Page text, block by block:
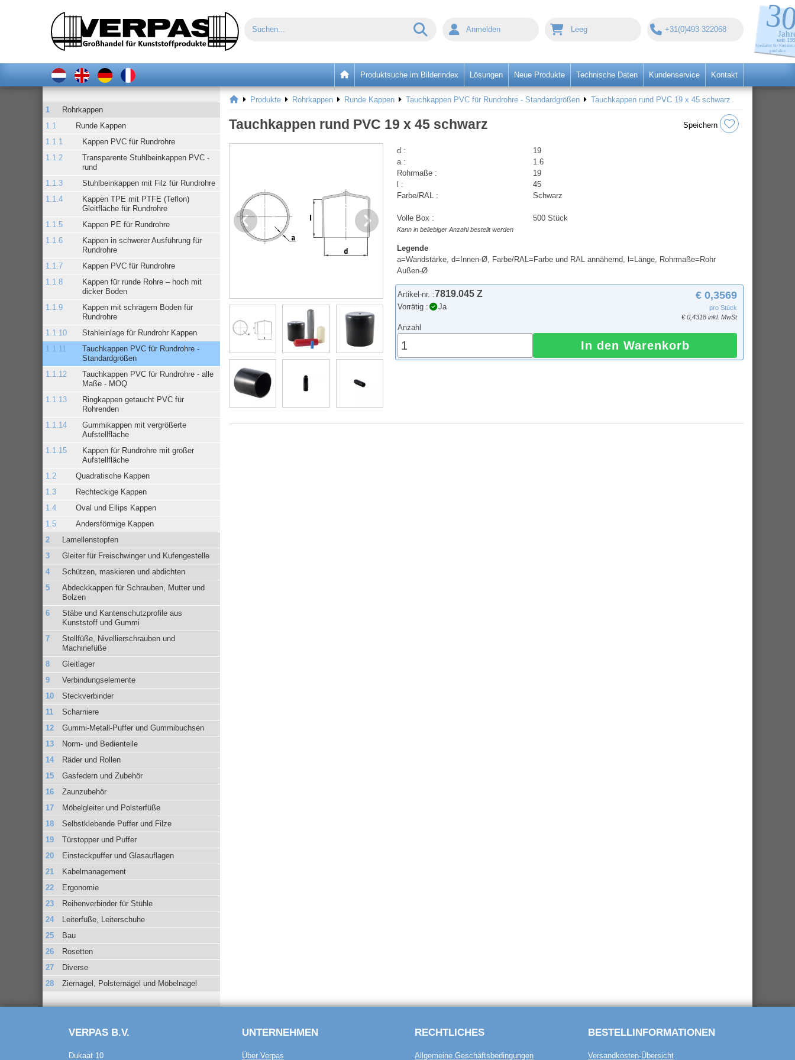
Anmelden Leeg +31(0)493 322068
Produktsuche im Bilderindex Lösungen Neue Produkte Technische Daten Kundenservice Kontakt
Rohrkappen
Runde Kappen
Kappen PVC für Rundrohre
Transparente Stuhlbeinkappen PVC -
rund
Stuhlbeinkappen mit Filz für Rundrohre
Kappen TPE mit PTFE (Teflon)
Gleitfläche für Rundrohre
Kappen PE für Rundrohre
Kappen in schwerer Ausführung für
Rundrohre
Kappen PVC für Rundrohre
Kappen für runde Rohre – hoch mit
dicker Boden
Kappen mit schrägem Boden für
Rundrohre
Stahleinlage für Rundrohr Kappen
Tauchkappen PVC für Rundrohre -
Standardgrößen
Tauchkappen PVC für Rundrohre - alle
Maße - MOQ
Ringkappen getaucht PVC für
Rohrenden
Gummikappen mit vergrößerte
Aufstellfläche
Kappen für Rundrohre mit großer
Aufstellfläche
Quadratische Kappen
Rechteckige Kappen
Oval und Ellips Kappen
Andersförmige Kappen
Lamellenstopfen
Gleiter für Freischwinger und Kufengestelle
Schützen, maskieren und abdichten
Abdeckkappen für Schrauben, Mutter und
Bolzen
Stäbe und Kantenschutzprofile aus
Kunststoff und Gummi
Stellfüße, Nivellierschrauben und
Machinefüße
Gleitlager
Verbindungselemente
Steckverbinder
Scharniere
Gummi-Metall-Puffer und Gummibuchsen
Norm- und Bedienteile
Räder und Rollen
Gasfedern und Zubehör
Zaunzubehör
Möbelgleiter und Polsterfüße
Selbstklebende Puffer und Filze
Türstopper und Puffer
Einsteckpuffer und Glasauflagen
Kabelmanagement
Ergonomie
Reihenverbinder für Stühle
Leiterfüße, Leiterschuhe
Bau
Rosetten
Diverse
Ziernagel, Polsternägel und Möbelnagel
Produkte Rohrkappen Runde Kappen Tauchkappen PVC für Rundrohre - Standardgrößen Tauchkappen rund PVC 19 x 45 schwarz
Tauchkappen rund PVC 19 x 45 schwarz Speichern
d :
19
a :
1.6
Rohrmaße :
19
l :
45
Farbe/RAL :
Schwarz
Volle Box : 500 Stück
Kann in beliebiger Anzahl bestellt werden
Legende
a=Wandstärke, d=Innen-Ø, Farbe/RAL=Farbe und RAL annähernd, l=Länge, Rohrmaße=Rohr
Außen-Ø
Artikel-nr. :7819.045 Z
Vorrätig : Ja
€ 0,3569
pro Stück
€ 0,4318 inkl. MwSt
Anzahl
In den Warenkorb
VERPAS B.V.
Dukaat 10
UNTERNEHMEN
Über Verpas
RECHTLICHES
Allgemeine Geschäftsbedingungen
BESTELL­INFORMATIONEN
Versandkosten-Übersicht